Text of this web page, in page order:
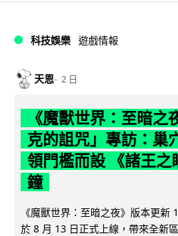
科技娛樂 遊戲情報
天恩 2 日
《魔獸世界：至暗之
克的詛咒」專訪：巢
領門檻而設 《諸王之
鐘
《魔獸世界：至暗之夜》版本更新
於 8 月 13 日正式上線，帶來全新